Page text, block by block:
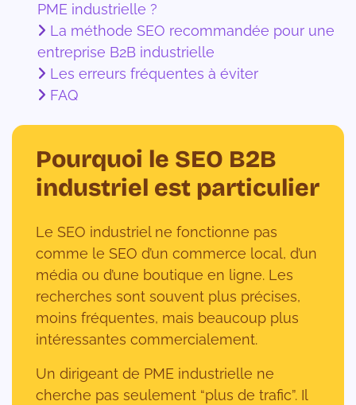
PME industrielle ?
La méthode SEO recommandée pour une
entreprise B2B industrielle
Les erreurs fréquentes à éviter
FAQ
Pourquoi le SEO B2B
industriel est particulier
Le SEO industriel ne fonctionne pas
comme le SEO d’un commerce local, d’un
média ou d’une boutique en ligne. Les
recherches sont souvent plus précises,
moins fréquentes, mais beaucoup plus
intéressantes commercialement.
Un dirigeant de PME industrielle ne
cherche pas seulement “plus de trafic”. Il